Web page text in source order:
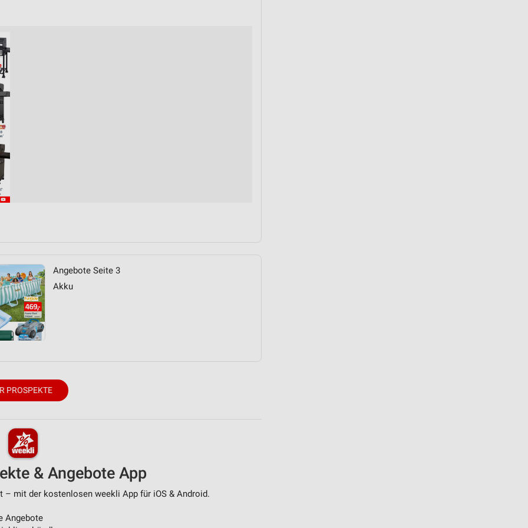
Angebote Seite 3
Akku
PROSPEKTE
& Angebote App
mit der kostenlosen weekli App für iOS & Android.
Angebote
Daten aus verschiedenen